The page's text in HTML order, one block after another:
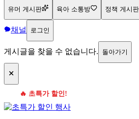
유머 게시판 육아 소통방 정책 게시판
채널 로그인
게시글을 찾을 수 없습니다. 돌아가기
🔥 초특가 할인!